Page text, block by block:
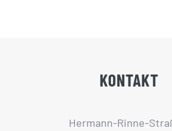
KONTAKT
Hermann-Rinne-